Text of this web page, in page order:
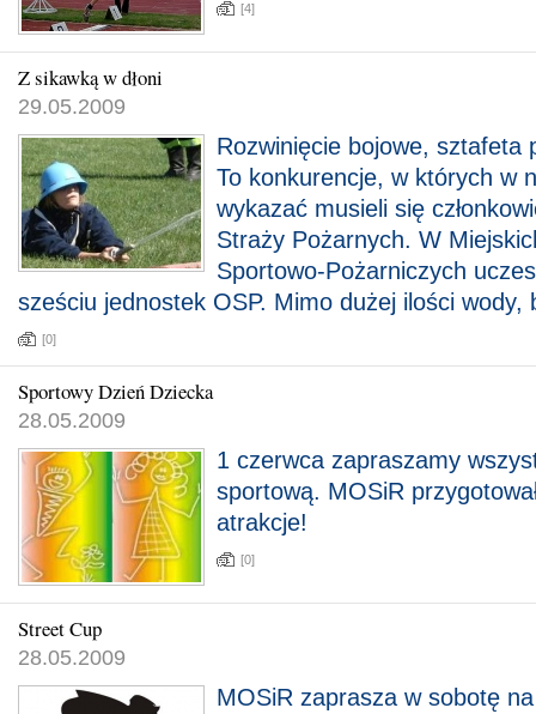
[4]
Z sikawką w dłoni
29.05.2009
Rozwinięcie bojowe, sztafeta
To konkurencje, w których w
wykazać musieli się
Straży Pożarnych. W
Sportowo-Pożarniczych
sześciu jednostek OSP. Mimo dużej ilości wody,
[0]
Sportowy Dzień Dziecka
28.05.2009
1 czerwca zapraszamy
sportową. MOSiR
atrakcje!
[0]
Street Cup
28.05.2009
MOSiR zaprasza w sobotę